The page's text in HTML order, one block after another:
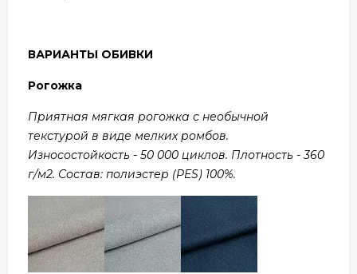
ВАРИАНТЫ ОБИВКИ
Рогожка
Приятная мягкая рогожка с необычной
текстурой в виде мелких ромбов.
Износостойкость - 50 000 циклов. Плотность - 360
г/м2. Состав: полиэстер (PES) 100%.